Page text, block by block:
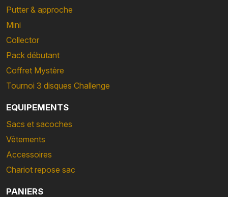
Putter & approche
Mini
Collector
Pack débutant
Coffret Mystère
Tournoi 3 disques Challenge
EQUIPEMENTS
Sacs et sacoches
Vêtements
Accessoires
Chariot repose sac
PANIERS